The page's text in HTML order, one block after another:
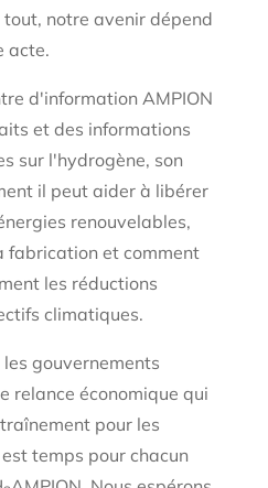
notre avenir dépend
acte.
d'information AMPION
et des informations
sur l'hydrogène, son
il peut aider à libérer
renouvelables,
fabrication et comment
les réductions
climatiques.
gouvernements
relance économique qui
pour les
temps pour chacun